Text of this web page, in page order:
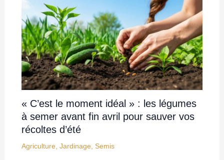
« C’est le moment idéal » : les légumes
à semer avant fin avril pour sauver vos
récoltes d’été
Agriculture, Jardinage, Semis